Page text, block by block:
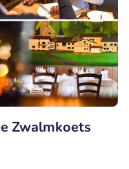
Zwalmkoets